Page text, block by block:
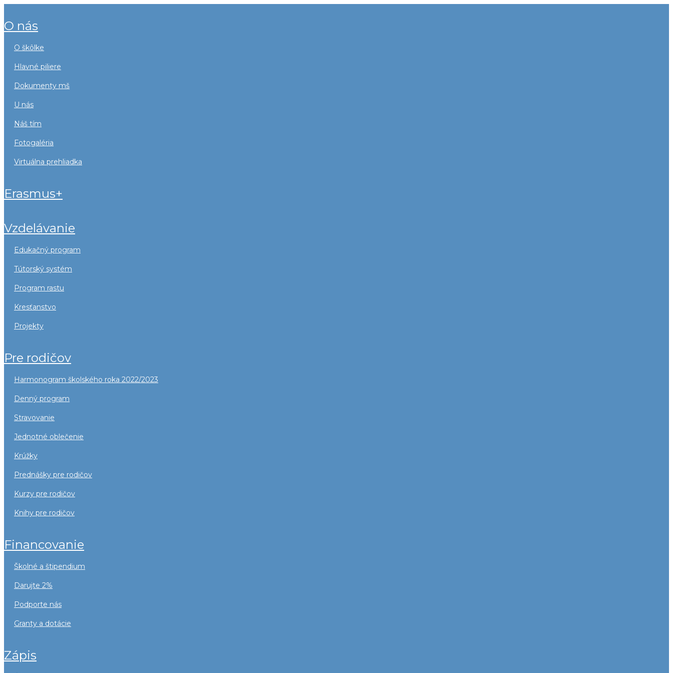
o nás
o škôlke
hlavné piliere
dokumenty mš
u nás
náš tím
fotogaléria
virtuálna prehliadka
erasmus+
vzdelávanie
edukačný program
tútorský systém
program rastu
kresťanstvo
projekty
pre rodičov
harmonogram školského roka 2022/2023
denný program
stravovanie
jednotné oblečenie
krúžky
prednášky pre rodičov
kurzy pre rodičov
knihy pre rodičov
financovanie
školné a štipendium
darujte 2%
podporte nás
granty a dotácie
zápis